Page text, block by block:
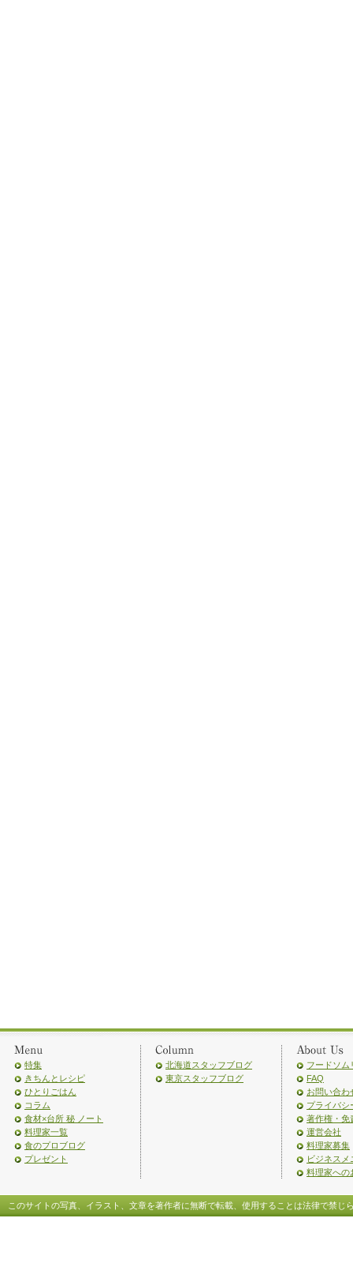
特集
きちんとレシピ
ひとりごはん
コラム
食材×台所 秘 ノート
料理家一覧
食のプロブログ
プレゼント
北海道スタッフブログ
東京スタッフブログ
フードソム
FAQ
お問い合わ
プライバシ
著作権・免
運営会社
料理家募集
ビジネスメ
料理家への
このサイトの写真、イラスト、文章を著作者に無断で転載、使用することは法律で禁じ